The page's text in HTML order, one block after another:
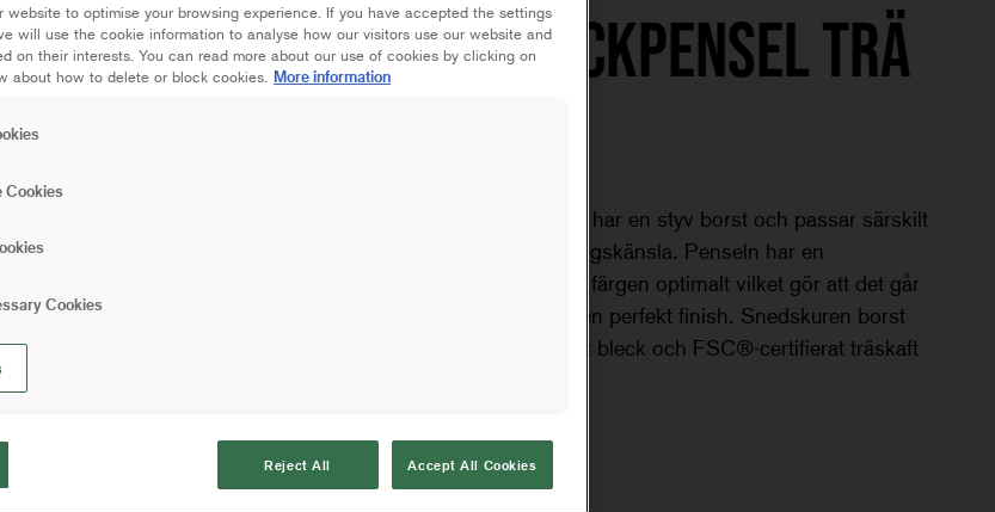
SNEDSTÄLLD LACKPENSEL TRÄ
Super Effective Snedsställd Lackpensel har en styv borst och passar särskilt
för dig som vill ha en mer robust målningskänsla. Penseln har en
överlägsen färgupptagning och fördelar färgen optimalt vilket gör att det går
att måla längre mellan varje dopp. Ger en perfekt finish. Snedskuren borst
för bättre precision. Syntetborst, rostfritt bleck och FSC®-certifierat träskaft
website to optimise your browsing experience. If you have accepted the settings
will use the cookie information to analyse how our visitors use our website and
on their interests. You can read more about our use of cookies by clicking on
about how to delete or block cookies. More information
Cookies
Cookies
Reject All Accept All Cookies